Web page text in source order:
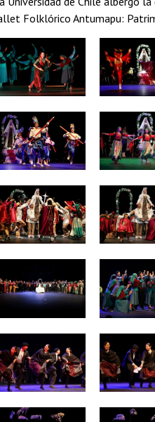
Folklórico Antumapu:
Zoom
Zoom
Zoom Zoom
Zoom
Zoom Zoom